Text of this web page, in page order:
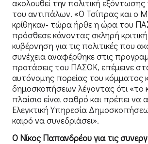
ακολουθεί την πολιτική
του αντιπάλων. «Ο Τσίπρας και ο
κρίθηκαν- τώρα ήρθε η ώρα του
πρόσθεσε κάνοντας σκληρή
κυβέρνηση για τις πολιτικές που
συνέχεια αναφέρθηκε στις
προτάσεις του ΠΑΣΟΚ, επέμεινε
αυτόνομης πορείας του κόμματος
δημοσκοπήσεων λέγοντας ότι «το
πλαίσιο είναι σαθρό και πρέπει να
Ελεγκτική Υπηρεσία
καιρό να συνεδριάσει».
Ο Νίκος Παπανδρέου για τις